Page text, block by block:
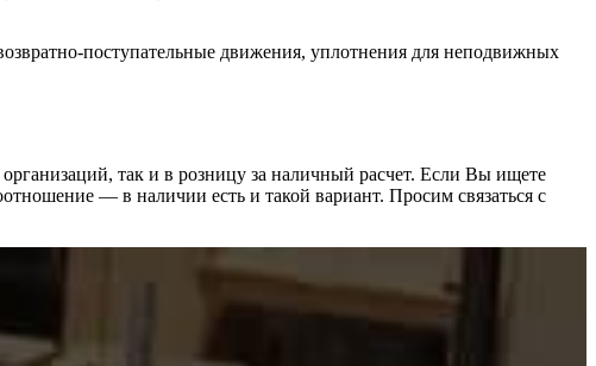
поступательные движения, уплотнения для неподвижных
так и в розницу за наличный расчет. Если Вы ищете
— в наличии есть и такой вариант. Просим связаться с